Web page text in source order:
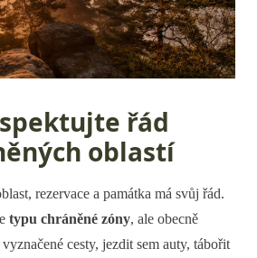
řád
oblastí
rezervace a památka má svůj řád.
typu chráněné zóny, ale obecně
cesty, jezdit sem auty, tábořit